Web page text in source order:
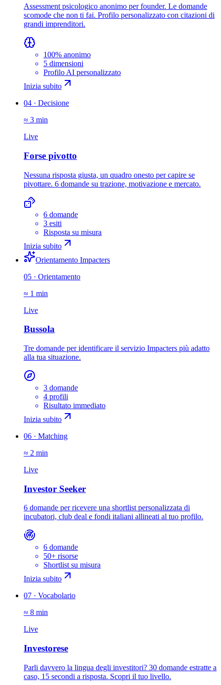
Assessment psicologico anonimo per founder. Le domande
scomode che non ti fai. Profilo personalizzato con citazioni di
grandi imprenditori.
100% anonimo
5 dimensioni
Profilo AI personalizzato
Inizia subito
04 · Decisione
≈ 3 min
Live
Forse pivotto
Nessuna risposta giusta, un quadro onesto per capire se
pivottare. 6 domande su trazione, motivazione e mercato.
6 domande
3 esiti
Risposta su misura
Inizia subito
Orientamento Impacters
05 · Orientamento
≈ 1 min
Live
Bussola
Tre domande per identificare il servizio Impacters più adatto
alla tua situazione.
3 domande
4 profili
Risultato immediato
Inizia subito
06 · Matching
≈ 2 min
Live
Investor Seeker
6 domande per ricevere una shortlist personalizzata di
incubatori, club deal e fondi italiani allineati al tuo profilo.
6 domande
50+ risorse
Shortlist su misura
Inizia subito
07 · Vocabolario
≈ 8 min
Live
Investorese
Parli davvero la lingua degli investitori? 30 domande estratte a
caso, 15 secondi a risposta. Scopri il tuo livello.